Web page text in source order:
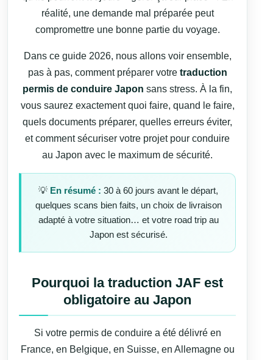
réalité, une demande mal préparée peut
compromettre une bonne partie du voyage.
Dans ce guide 2026, nous allons voir ensemble,
pas à pas, comment préparer votre traduction
permis de conduire Japon sans stress. À la fin,
vous saurez exactement quoi faire, quand le faire,
quels documents préparer, quelles erreurs éviter,
et comment sécuriser votre projet pour conduire
au Japon avec le maximum de sécurité.
💡 En résumé : 30 à 60 jours avant le départ,
quelques scans bien faits, un choix de livraison
adapté à votre situation… et votre road trip au
Japon est sécurisé.
Pourquoi la traduction JAF est
obligatoire au Japon
Si votre permis de conduire a été délivré en
France, en Belgique, en Suisse, en Allemagne ou